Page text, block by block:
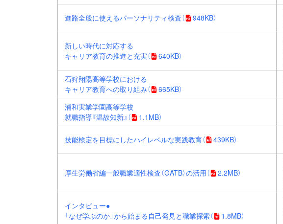
進路全般に使えるパーソナリティ検査（ 948KB）
新しい時代に対応する
キャリア教育の推進と充実（ 640KB）
石狩翔陽高等学校における
キャリア教育への取り組み（ 665KB）
浦和実業学園高等学校
就職指導『温故知新』 （ 1.1MB）
技能検定を目標にしたハイレベルな実践教育（ 439KB）
厚生労働省編一般職業適性検査（GATB）の活用（ 2.2MB）
インタビュー●
「なぜ学ぶのか」から始まる自己発見と職業探索（ 1.8MB）